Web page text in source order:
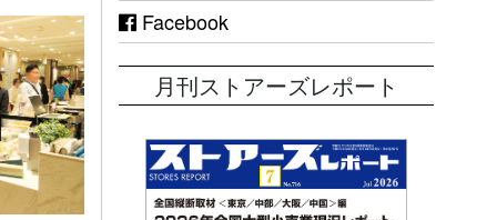
な
テ
貨
Facebook
月刊ストアーズレポート